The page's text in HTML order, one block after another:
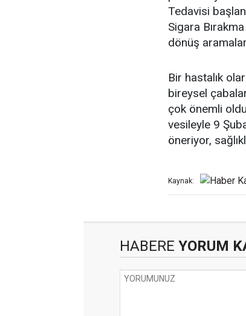
Tedavisi
Sigara
dönüş
Bir hastalık
bireysel
çok önemli
vesileyle 9
öneriyor,
Kaynak:
HABERE YORUM